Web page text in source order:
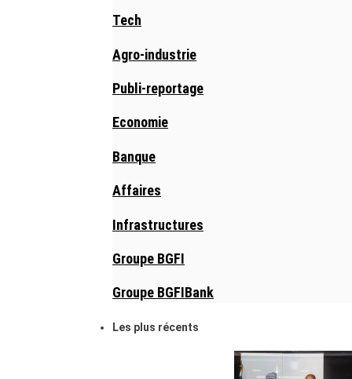
Tech
Agro-industrie
Publi-reportage
Economie
Banque
Affaires
Infrastructures
Groupe BGFI
Groupe BGFIBank
Les plus récents